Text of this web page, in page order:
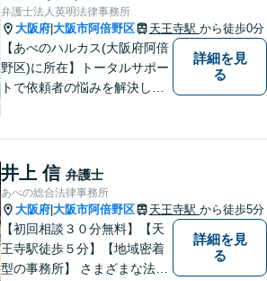
たします。お気軽にご相談く
ださい。
弁護士法人英明法律事務所
大阪府 大阪市阿倍野区 天王寺駅 から徒歩0分
【あべのハルカス(大阪府阿倍
野区)に所在】トータルサポー
トで依頼者の悩みを解決しま
詳細を見
る
井上 信 弁護士
あべの総合法律事務所
大阪府 大阪市阿倍野区 天王寺駅 から徒歩5分
【初回相談３０分無料】【天
王寺駅徒歩５分】【地域密着
型の事務所】 さまざまな法律
詳細を見
る